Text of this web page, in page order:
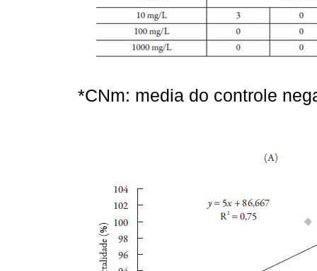
*CNm: media do controle